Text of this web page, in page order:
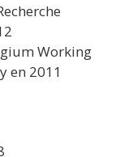
Working
en 2011